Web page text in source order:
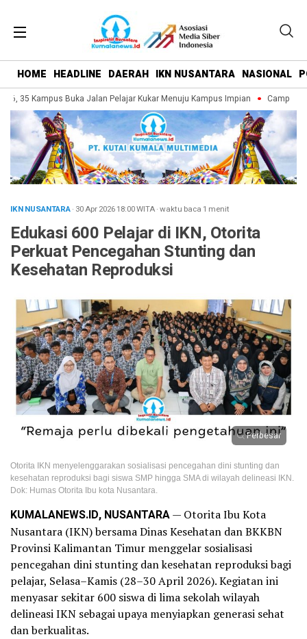
HOME HEADLINE DAERAH IKN NUSANTARA NASIONAL
35 Kampus Buka Jalan Pelajar Kukar Menuju Kampus Impian Campus
IKN NUSANTARA· 30 Apr 202618:00WITA·waktu baca 1 menit
Edukasi 600 Pelajar di IKN, Otorita
Perkuat Pencegahan Stunting dan
Kesehatan Reproduksi
Perbesar
Otorita IKN menyelenggarakan sosialisasi pencegahan dini stunting dan
kesehatan reproduksi bagi siswa SMP hingga SMA di wilayah delineasi IKN.
Dok: Humas Otorita Ibu kota Nusantara.
KUMALANEWS.ID, NUSANTARA— Otorita Ibu Kota
Nusantara (IKN) bersama Dinas Kesehatan dan BKKBN
Provinsi Kalimantan Timur menggelar sosialisasi
pencegahan dini stunting dan kesehatan reproduksi bagi
pelajar, Selasa–Kamis (28–30 April 2026). Kegiatan ini
menyasar sekitar 600 siswa di lima sekolah wilayah
delineasi IKN sebagai upaya menyiapkan generasi sehat
dan berkualitas.